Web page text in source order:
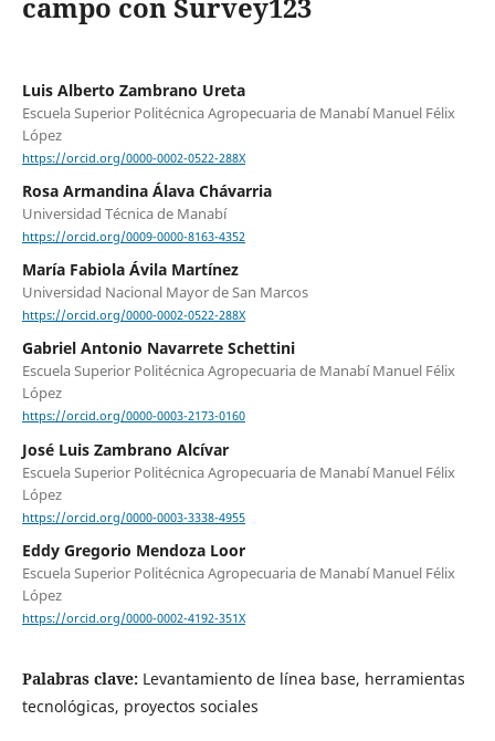
Luis Alberto Zambrano Ureta
Escuela Superior Politécnica Agropecuaria de Manabí Manuel Félix
López
https://orcid.org/0000-0002-0522-288X
Rosa Armandina Álava Chávarria
Universidad Técnica de Manabí
https://orcid.org/0009-0000-8163-4352
María Fabiola Ávila Martínez
Universidad Nacional Mayor de San Marcos
https://orcid.org/0000-0002-0522-288X
Gabriel Antonio Navarrete Schettini
Escuela Superior Politécnica Agropecuaria de Manabí Manuel Félix
López
https://orcid.org/0000-0003-2173-0160
José Luis Zambrano Alcívar
Escuela Superior Politécnica Agropecuaria de Manabí Manuel Félix
López
https://orcid.org/0000-0003-3338-4955
Eddy Gregorio Mendoza Loor
Escuela Superior Politécnica Agropecuaria de Manabí Manuel Félix
López
https://orcid.org/0000-0002-4192-351X
Palabras clave: Levantamiento de línea base, herramientas
tecnológicas, proyectos sociales